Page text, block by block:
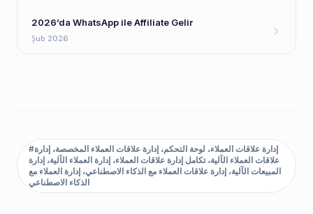
2026’da WhatsApp ile Affiliate Gelir
Şub 2026
#إدارة علاقات العملاء، لوحة التحكم، إدارة علاقات العملاء المخصصة، إدارة
علاقات العملاء الآلية، تكامل إدارة علاقات العملاء، إدارة العملاء الآلية، إدارة
المبيعات الآلية، إدارة علاقات العملاء مع الذكاء الاصطناعي، إدارة العملاء مع
الذكاء الاصطناعي